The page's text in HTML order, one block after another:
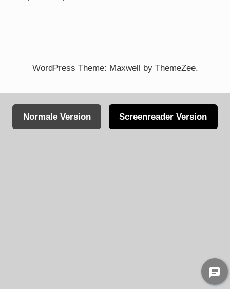
WordPress Theme: Maxwell by ThemeZee.
Normale Version Screenreader Version